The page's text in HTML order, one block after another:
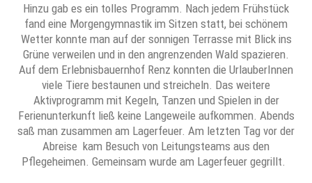
Hinzu gab es ein tolles Programm. Nach jedem Frühstück
fand eine Morgengymnastik im Sitzen statt, bei schönem
Wetter konnte man auf der sonnigen Terrasse mit Blick ins
Grüne verweilen und in den angrenzenden Wald spazieren.
Auf dem Erlebnisbauernhof Renz konnten die UrlauberInnen
viele Tiere bestaunen und streicheln. Das weitere
Aktivprogramm mit Kegeln, Tanzen und Spielen in der
Ferienunterkunft ließ keine Langeweile aufkommen. Abends
saß man zusammen am Lagerfeuer. Am letzten Tag vor der
Abreise kam Besuch von Leitungsteams aus den
Pflegeheimen. Gemeinsam wurde am Lagerfeuer gegrillt.